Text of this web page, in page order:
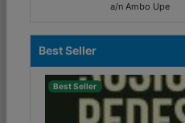
a/n Ambo Upe
Best Seller